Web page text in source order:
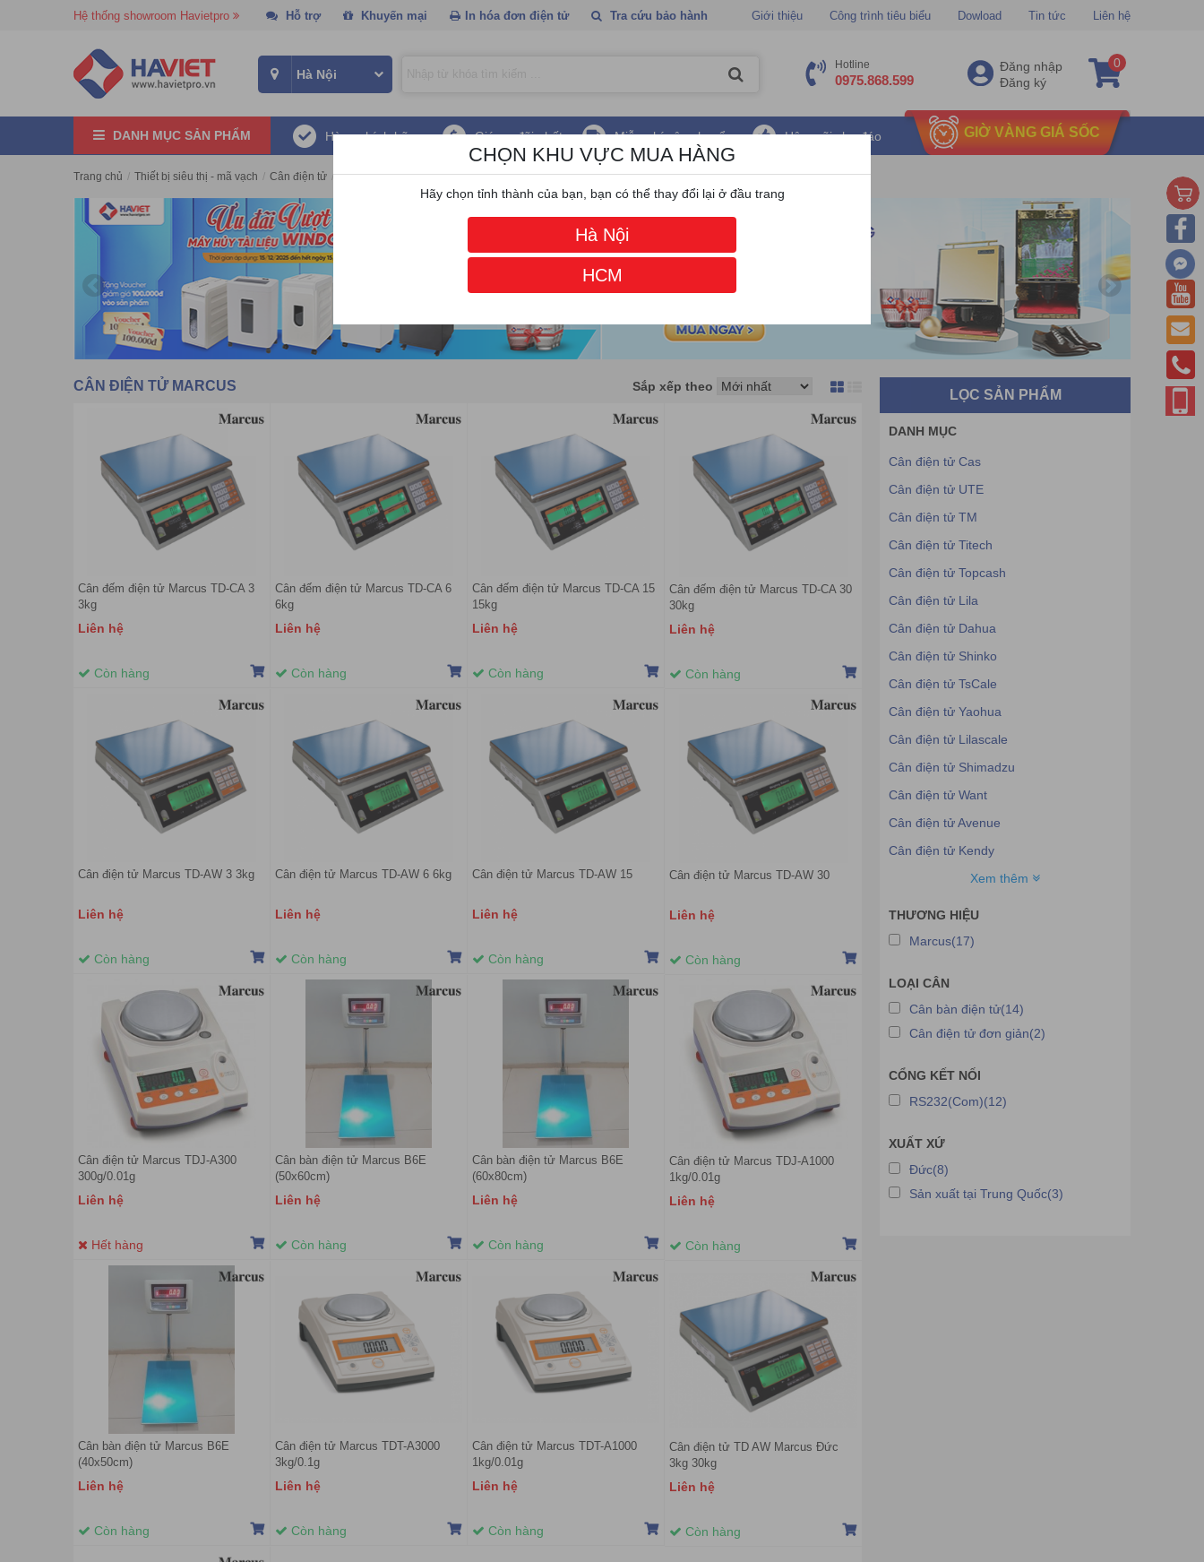
Hệ thống showroom Havietpro Hỗ trợ Khuyến mại In hóa đơn điện tử Tra cứu bảo hành Giới thiệu Công trình tiêu biểu Dowload Tin tức Liên hệ
Hotline
0975.868.599
Đăng nhập
Đăng ký
0
DANH MỤC SẢN PHẨM Hàng chính hãng Giá ưu đãi nhất Miễn phí vận chuyển Hậu mãi chu đáo GIỜ VÀNG GIÁ SỐC
Trang chủ / Thiết bị siêu thị - mã vạch / Cân điện tử / Cân điện tử Marcus
CÂN ĐIỆN TỬ MARCUS Sắp xếp theo
Cân đếm điện tử Marcus TD-CA 3
3kg
Liên hệ
Còn hàng
Cân đếm điện tử Marcus TD-CA 6
6kg
Liên hệ
Còn hàng
Cân đếm điện tử Marcus TD-CA 15
15kg
Liên hệ
Còn hàng
Cân đếm điện tử Marcus TD-CA 30
30kg
Liên hệ
Còn hàng
Cân điện tử Marcus TD-AW 3 3kg
Liên hệ
Còn hàng
Cân điện tử Marcus TD-AW 6 6kg
Liên hệ
Còn hàng
Cân điện tử Marcus TD-AW 15
Liên hệ
Còn hàng
Cân điện tử Marcus TD-AW 30
Liên hệ
Còn hàng
Cân điện tử Marcus TDJ-A300
300g/0.01g
Liên hệ
Hết hàng
Cân bàn điện tử Marcus B6E
(50x60cm)
Liên hệ
Còn hàng
Cân bàn điện tử Marcus B6E
(60x80cm)
Liên hệ
Còn hàng
Cân điện tử Marcus TDJ-A1000
1kg/0.01g
Liên hệ
Còn hàng
Cân bàn điện tử Marcus B6E
(40x50cm)
Liên hệ
Còn hàng
Cân điện tử Marcus TDT-A3000
3kg/0.1g
Liên hệ
Còn hàng
Cân điện tử Marcus TDT-A1000
1kg/0.01g
Liên hệ
Còn hàng
Cân điện tử TD AW Marcus Đức
3kg 30kg
Liên hệ
Còn hàng
LỌC SẢN PHẨM
DANH MỤC
Cân điện tử Cas
Cân điện tử UTE
Cân điện tử TM
Cân điện tử Titech
Cân điện tử Topcash
Cân điện tử Lila
Cân điện tử Dahua
Cân điện tử Shinko
Cân điện tử TsCale
Cân điện tử Yaohua
Cân điện tử Lilascale
Cân điện tử Shimadzu
Cân điện tử Want
Cân điện tử Avenue
Cân điện tử Kendy
Cân điện tử Marcus
Cân điện tử Sifang
Cân điện tử Fuda
Cân điện tử HP
Phần mềm cân
Cân điện tử Haoyu
Cân phân tích Sartorius
Cân điện tử AND
Xem thêm
THƯƠNG HIỆU
Marcus(17)
LOẠI CÂN
Cân bàn điện tử(14)
Cân điện tử đơn giản(2)
CỔNG KẾT NỐI
RS232(Com)(12)
XUẤT XỨ
Đức(8)
Sản xuất tại Trung Quốc(3)
CHỌN KHU VỰC MUA HÀNG
Hãy chọn tỉnh thành của bạn, bạn có thể thay đổi lại ở đầu trang
Hà Nội
HCM